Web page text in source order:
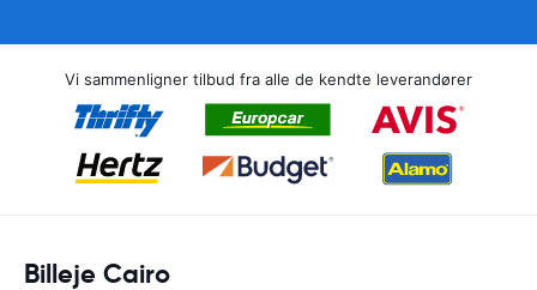
Vi sammenligner tilbud fra alle de kendte leverandører
Billeje Cairo